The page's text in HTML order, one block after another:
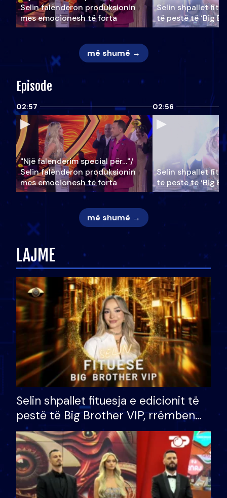
Selin falënderon produksionin
mes emocionesh të forta
Selin shpallet
të pestë të ‘Big
më shumë →
Episode
02:57
"Një falenderim special për…"/
Selin falënderon produksionin
mes emocionesh të forta
02:56
Selin shpallet
të pestë të ‘Big
më shumë →
LAJME
Selin shpallet fituesja e edicionit të
pestë të Big Brother VIP, rrëmben
çmimin e madh prej 100 mijë eurosh